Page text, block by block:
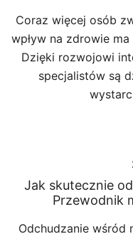
Coraz więcej osób
wpływ na zdrowie
Dzięki rozwojowi
specjalistów są
Jak skutecznie
Przewodnik
Odchudzanie wśród